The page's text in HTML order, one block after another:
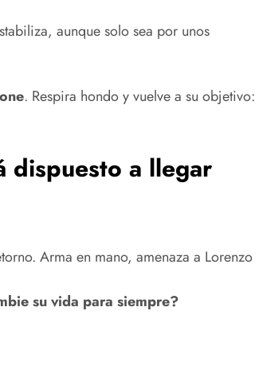
aunque solo sea por unos
. Respira hondo y vuelve a su objetivo:
dispuesto a llegar
Arma en mano, amenaza a Lorenzo
su vida para siempre?